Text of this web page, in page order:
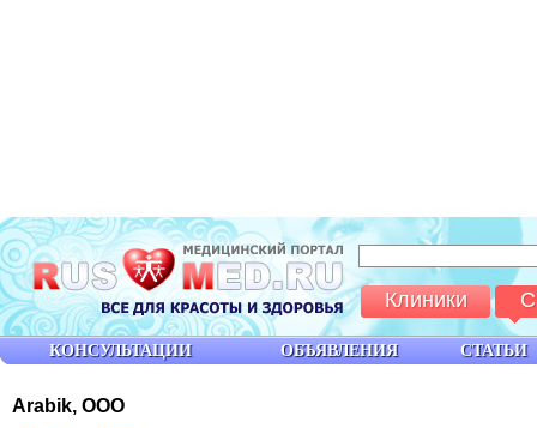
Arabik, ООО
КОНСУЛЬТАЦИИ ОБЪЯВЛЕНИЯ СТАТЬИ
Клиники